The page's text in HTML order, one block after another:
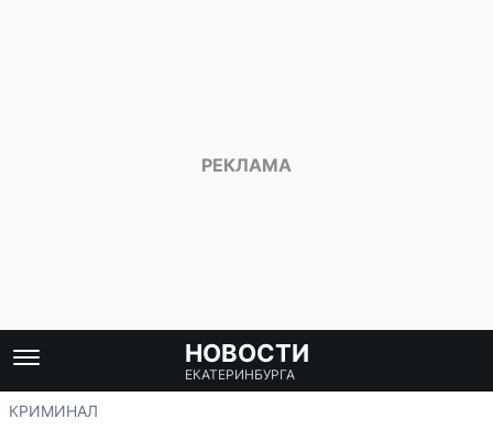
НОВОСТИ
ЕКАТЕРИНБУРГА
КРИМИНАЛ